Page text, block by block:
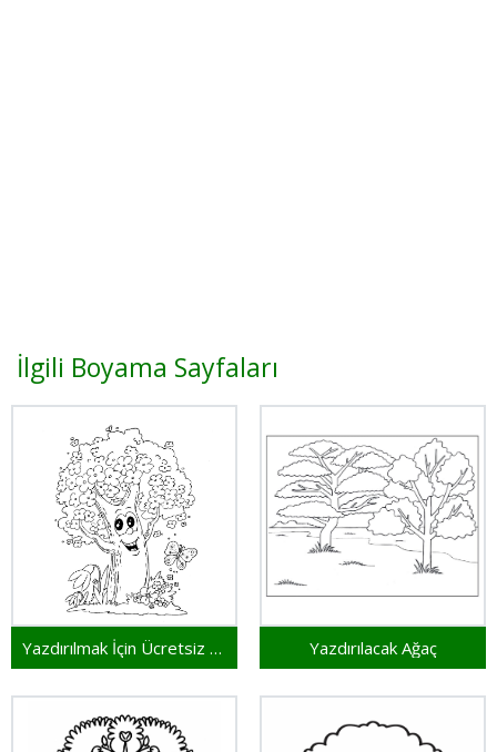
İlgili Boyama Sayfaları
Yazdırılmak İçin Ücretsiz Ağaç Yazdırılacak Ağaç